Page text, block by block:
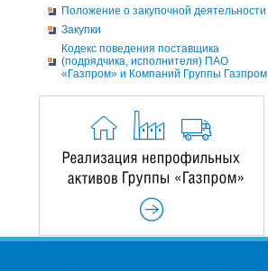
Положение о закупочной деятельности
Закупки
Кодекс поведения поставщика
(подрядчика, исполнителя) ПАО
«Газпром» и Компаний Группы Газпром